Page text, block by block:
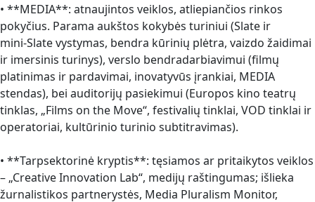
• **MEDIA**: atnaujintos veiklos, atliepiančios rinkos
pokyčius. Parama aukštos kokybės turiniui (Slate ir
mini‑Slate vystymas, bendra kūrinių plėtra, vaizdo žaidimai
ir imersinis turinys), verslo bendradarbiavimui (filmų
platinimas ir pardavimai, inovatyvūs įrankiai, MEDIA
stendas), bei auditorijų pasiekimui (Europos kino teatrų
tinklas, „Films on the Move“, festivalių tinklai, VOD tinklai ir
operatoriai, kultūrinio turinio subtitravimas).
• **Tarpsektorinė kryptis**: tęsiamos ar pritaikytos veiklos
– „Creative Innovation Lab“, medijų raštingumas; išlieka
žurnalistikos partnerystės, Media Pluralism Monitor,